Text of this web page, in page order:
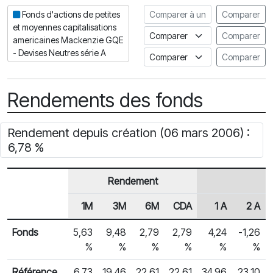
Fonds d'actions de petites
et moyennes capitalisations
americaines Mackenzie GQE
- Devises Neutres série A
Comparer à un autre fonds
Comparer
Comparer à un indiceComparer
Comparer à un Indice de
Comparer
Rendements des fonds
Rendement depuis création (06 mars 2006) :
6,78 %
Rendements des fonds
En-tête de ligne
Rendement
1M 3M 6M CDA 1 A 2 A
Fonds
5,63
%
9,48
%
2,79
%
2,79
%
4,24
%
-1,26
%